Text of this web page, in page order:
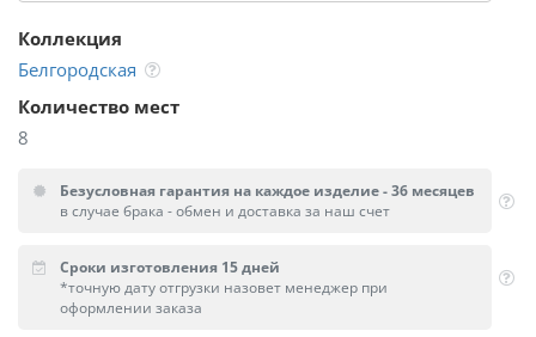
Коллекция
Белгородская
Количество мест
8
Безусловная гарантия на каждое изделие - 36 месяцев
в случае брака - обмен и доставка за наш счет
Сроки изготовления 15 дней
*точную дату отгрузки назовет менеджер при
оформлении заказа